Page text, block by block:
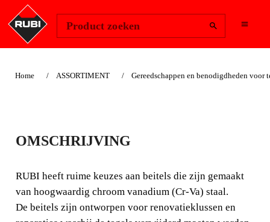
Product zoeken
Home ASSORTIMENT Gereedschappen en benodigdheden voor
TEGELBEITELS
van hoogwaardig chroom vanadium (Cr-Va) staal.
OMSCHRIJVING
RUBI heeft ruime keuzes aan beitels die zijn gemaakt
van hoogwaardig chroom vanadium (Cr-Va) staal.
De beitels zijn ontworpen voor renovatieklussen en